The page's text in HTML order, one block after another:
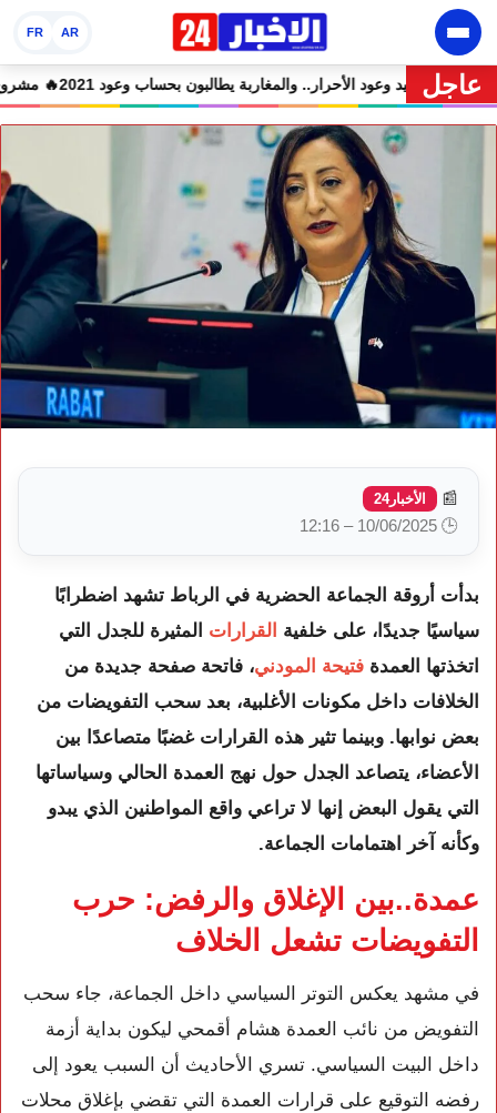
AR
FR
عاجل
المتهمين في حالة سراح🔥 شوكي يعيد وعود الأحرار.. والمغاربة يطالبون
📰 الأخبار24
🕒 10/06/2025 – 12:16
بدأت أروقة الجماعة الحضرية في الرباط تشهد اضطرابًا
سياسيًا جديدًا، على خلفية القرارات المثيرة للجدل التي
اتخذتها العمدة فتيحة المودني، فاتحة صفحة جديدة من
الخلافات داخل مكونات الأغلبية، بعد سحب التفويضات من
بعض نوابها. وبينما تثير هذه القرارات غضبًا متصاعدًا بين
الأعضاء، يتصاعد الجدل حول نهج العمدة الحالي وسياساتها
التي يقول البعض إنها لا تراعي واقع المواطنين الذي يبدو
وكأنه آخر اهتمامات الجماعة.
عمدة..بين الإغلاق والرفض: حرب
التفويضات تشعل الخلاف
في مشهد يعكس التوتر السياسي داخل الجماعة، جاء سحب
التفويض من نائب العمدة هشام أقمحي ليكون بداية أزمة
داخل البيت السياسي. تسري الأحاديث أن السبب يعود إلى
رفضه التوقيع على قرارات العمدة التي تقضي بإغلاق محلات